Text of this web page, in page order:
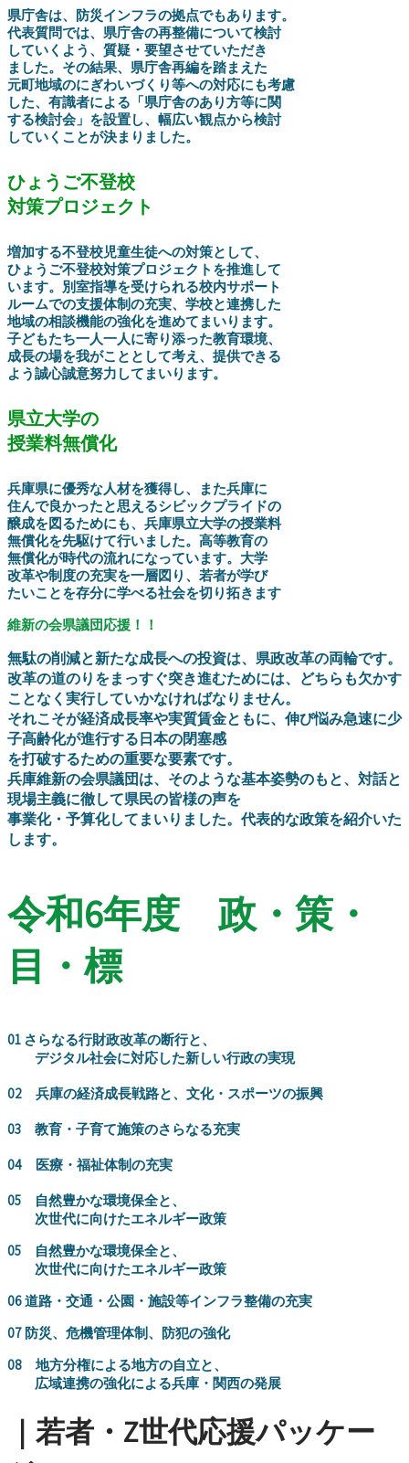
県庁舎は、防災インフラの拠点でもあります。
代表質問では、県庁舎の再整備について検討
していくよう、質疑・要望させていただき
ました。その結果、県庁舎再編を踏まえた
元町地域のにぎわいづくり等への対応にも考慮
した、有識者による「県庁舎のあり方等に関
する検討会」を設置し、幅広い観点から検討
していくことが決まりました。
ひょうご不登校
対策プロジェクト
増加する不登校児童生徒への対策として、
ひょうご不登校対策プロジェクトを推進して
います。別室指導を受けられる校内サポート
ルームでの支援体制の充実、学校と連携した
地域の相談機能の強化を進めてまいります。
子どもたち一人一人に寄り添った教育環境、
成長の場を我がこととして考え、提供できる
よう誠心誠意努力してまいります。
県立大学の
授業料無償化
兵庫県に優秀な人材を獲得し、また兵庫に
住んで良かったと思えるシビックプライドの
醸成を図るためにも、兵庫県立大学の授業料
無償化を先駆けて行いました。高等教育の
無償化が時代の流れになっています。大学
改革や制度の充実を一層図り、若者が学び
たいことを存分に学べる社会を切り拓きます
維新の会県議団応援！！
無駄の削減と新たな成長への投資は、県政改革の両輪です。
改革の道のりをまっすぐ突き進むためには、どちらも欠かす
ことなく実行していかなければなりません。
それこそが経済成長率や実質賃金ともに、伸び悩み急速に少
子高齢化が進行する日本の閉塞感
を打破するための重要な要素です。
兵庫維新の会県議団は、そのような基本姿勢のもと、対話と
現場主義に徹して県民の皆様の声を
事業化・予算化してまいりました。代表的な政策を紹介いた
します。
令和6年度 政・策・
目・標
01 さらなる行財政改革の断行と、
デジタル社会に対応した新しい行政の実現
02 兵庫の経済成長戦路と、文化・スポーツの振興
03 教育・子育て施策のさらなる充実
04 医療・福祉体制の充実
05 自然豊かな環境保全と、
次世代に向けたエネルギー政策
05 自然豊かな環境保全と、
次世代に向けたエネルギー政策
06 道路・交通・公園・施設等インフラ整備の充実
07 防災、危機管理体制、防犯の強化
08 地方分権による地方の自立と、
広域連携の強化による兵庫・関西の発展
｜若者・Z世代応援パッケー